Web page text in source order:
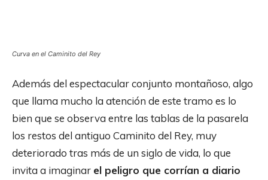
Curva en el Caminito del Rey
Además del espectacular conjunto montañoso, algo
que llama mucho la atención de este tramo es lo
bien que se observa entre las tablas de la pasarela
los restos del antiguo Caminito del Rey, muy
deteriorado tras más de un siglo de vida, lo que
invita a imaginar el peligro que corrían a diario